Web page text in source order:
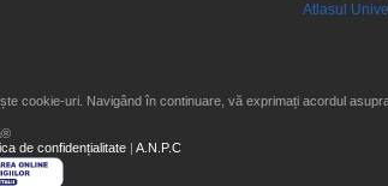
Atlasul
cookie-uri. Navigând în continuare, vă exprimați acordul
de confidențialitate | A.N.P.C